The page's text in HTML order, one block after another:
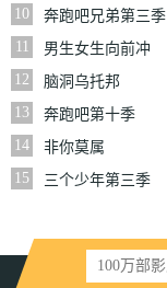
10
奔跑吧兄弟第三季
11
男生女生向前冲
12
脑洞乌托邦
13
奔跑吧第十季
14
非你莫属
15
三个少年第三季